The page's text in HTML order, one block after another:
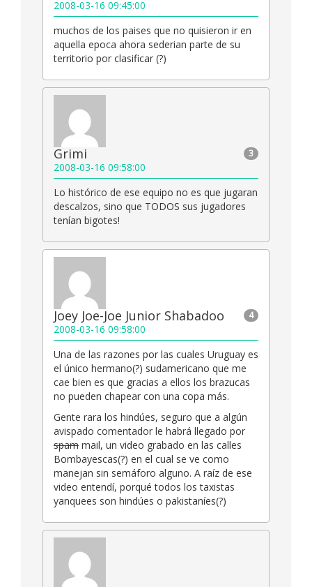
2008-03-16 09:45:00
muchos de los paises que no quisieron ir en
aquella epoca ahora sederian parte de su
territorio por clasificar (?)
3
Grimi
2008-03-16 09:58:00
Lo histórico de ese equipo no es que jugaran
descalzos, sino que TODOS sus jugadores
tenían bigotes!
4
Joey Joe-Joe Junior Shabadoo
2008-03-16 09:58:00
Una de las razones por las cuales Uruguay es
el único hermano(?) sudamericano que me
cae bien es que gracias a ellos los brazucas
no pueden chapear con una copa más.
Gente rara los hindúes, seguro que a algún
avispado comentador le habrá llegado por
spam mail, un video grabado en las calles
Bombayescas(?) en el cual se ve como
manejan sin semáforo alguno. A raíz de ese
video entendí, porqué todos los taxistas
yanquees son hindúes o pakistaníes(?)